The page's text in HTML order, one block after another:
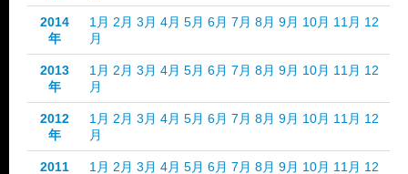
2014
年
1月 2月 3月 4月 5月 6月 7月 8月 9月 10月 11月 12
月
2013
年
1月 2月 3月 4月 5月 6月 7月 8月 9月 10月 11月 12
月
2012
年
1月 2月 3月 4月 5月 6月 7月 8月 9月 10月 11月 12
月
2011
1月 2月 3月 4月 5月 6月 7月 8月 9月 10月 11月 12